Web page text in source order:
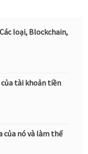
loại, Blockchain,
của tài khoản tiền
của nó và làm thế